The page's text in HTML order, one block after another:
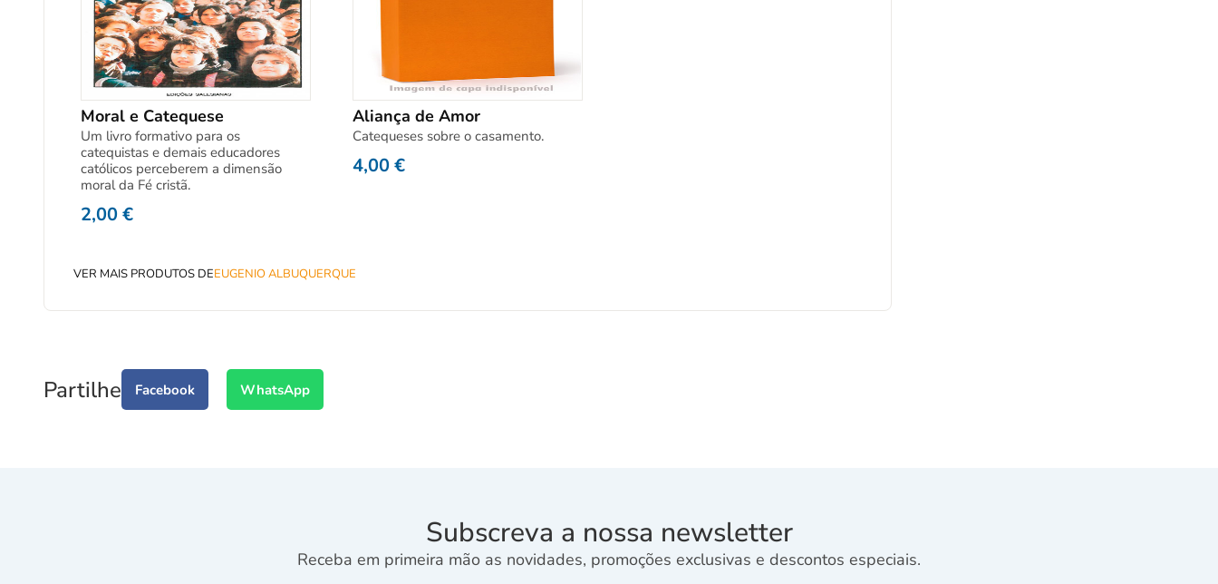
Moral e Catequese
Um livro formativo para os
catequistas e demais educadores
católicos perceberem a dimensão
moral da Fé cristã.
2,00€
Aliança de Amor
Catequeses sobre o casamento.
4,00€
VER MAIS PRODUTOS DEEUGENIO ALBUQUERQUE
Partilhe Facebook WhatsApp
Subscreva a nossa newsletter
Receba em primeira mão as novidades, promoções exclusivas e descontos especiais.